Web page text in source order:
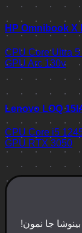
HP Omnibook X
CPU Core Ultra
GPU Arc 130v
Lenovo LOQ
CPU Core i5
GPU RTX 3050
جا نمون!